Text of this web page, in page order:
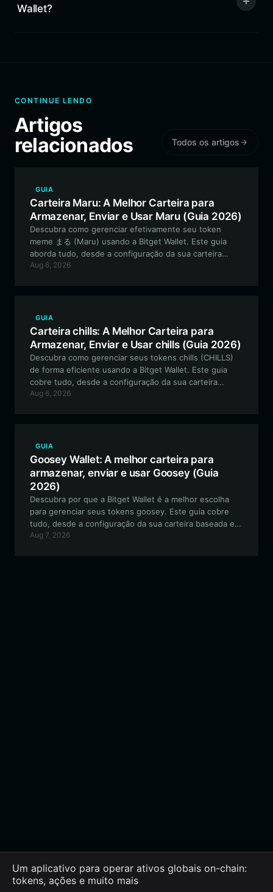
Wallet?
CONTINUE LENDO
Artigos
relacionados
Todos os artigos
GUIA
Carteira Maru: A Melhor Carteira para
Armazenar, Enviar e Usar Maru (Guia 2026)
Descubra como gerenciar efetivamente seu token
meme まる (Maru) usando a Bitget Wallet. Este guia
aborda tudo, desde a configuração da sua carteira
baseada em Solana até o aproveitamento dos recursos
Aug 6, 2026
GUIA
Carteira chills: A Melhor Carteira para
Armazenar, Enviar e Usar chills (Guia 2026)
Descubra como gerenciar seus tokens chills (CHILLS)
de forma eficiente usando a Bitget Wallet. Este guia
cobre tudo, desde a configuração da sua carteira
baseada em Solana até o aproveitamento de recursos
Aug 6, 2026
GUIA
Goosey Wallet: A melhor carteira para
armazenar, enviar e usar Goosey (Guia
2026)
Descubra por que a Bitget Wallet é a melhor escolha
para gerenciar seus tokens goosey. Este guia cobre
tudo, desde a configuração da sua carteira baseada em
Solana até como interagir com a vibrante comunidade
Aug 7, 2026
Um aplicativo para operar ativos globais on-chain:
tokens, ações e muito mais